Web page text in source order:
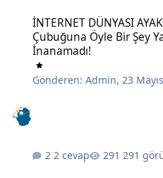
İNTERNET DÜNYASI
Çubuğuna Öyle Bir Şey
İnanamadı!
Gönderen:Admin,23 Mayıs
2 cevap 291